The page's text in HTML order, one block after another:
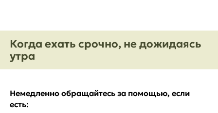
Когда ехать срочно, не дожидаясь
утра
Немедленно обращайтесь за помощью, если
есть: